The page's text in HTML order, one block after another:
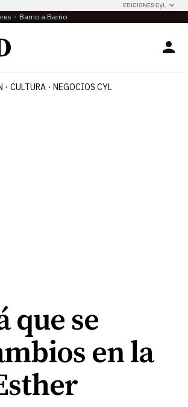
EDICIONES CyL
Barrio a Barrio
Login
CULTURA NEGOCIOS CYL
que se
en la